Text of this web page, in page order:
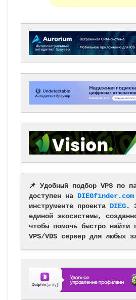
📌 Удобный подбор VPS по
доступен на DIEGfinder.com
инструменте проекта DIEG.
единой экосистемы,
чтобы помочь быстро найти
VPS/VDS сервер для любых